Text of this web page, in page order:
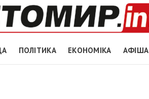
ПОЛІТИКА ЕКОНОМІКА АФІША